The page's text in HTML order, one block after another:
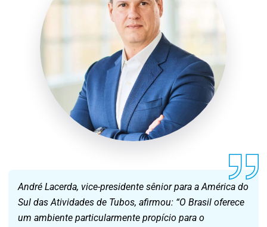
André Lacerda, vice-presidente sênior para a América do
Sul das Atividades de Tubos, afirmou: “O Brasil oferece
um ambiente particularmente propício para o